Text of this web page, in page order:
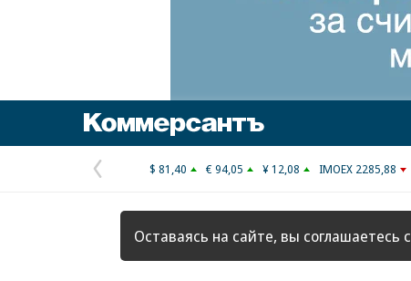
Предыдущая
страница
$ 81,40 € 94,05 ¥ 12,08 IMOEX 2285,88
Оставаясь на сайте, вы соглашаетесь с